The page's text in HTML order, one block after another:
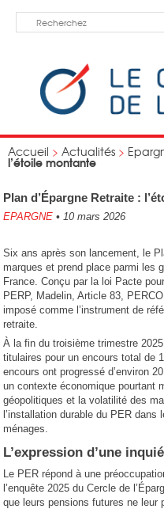
Accueil > Actualités >
l’étoile montante
Plan d’Épargne Retraite :
EPARGNE • 10 mars 2026
Six ans après son lancement, le
marques et prend place parmi les
France. Conçu par la loi Pacte
PERP, Madelin, Article 83,
imposé comme l’instrument de
retraite.
À la fin du troisième trimestre
titulaires pour un encours total de
encours ont progressé d’environ
un contexte économique pourtant
géopolitiques et la volatilité des
l’installation durable du PER
ménages.
L’expression d’une
Le PER répond à une
l’enquête 2025 du Cercle de
que leurs pensions futures ne leur